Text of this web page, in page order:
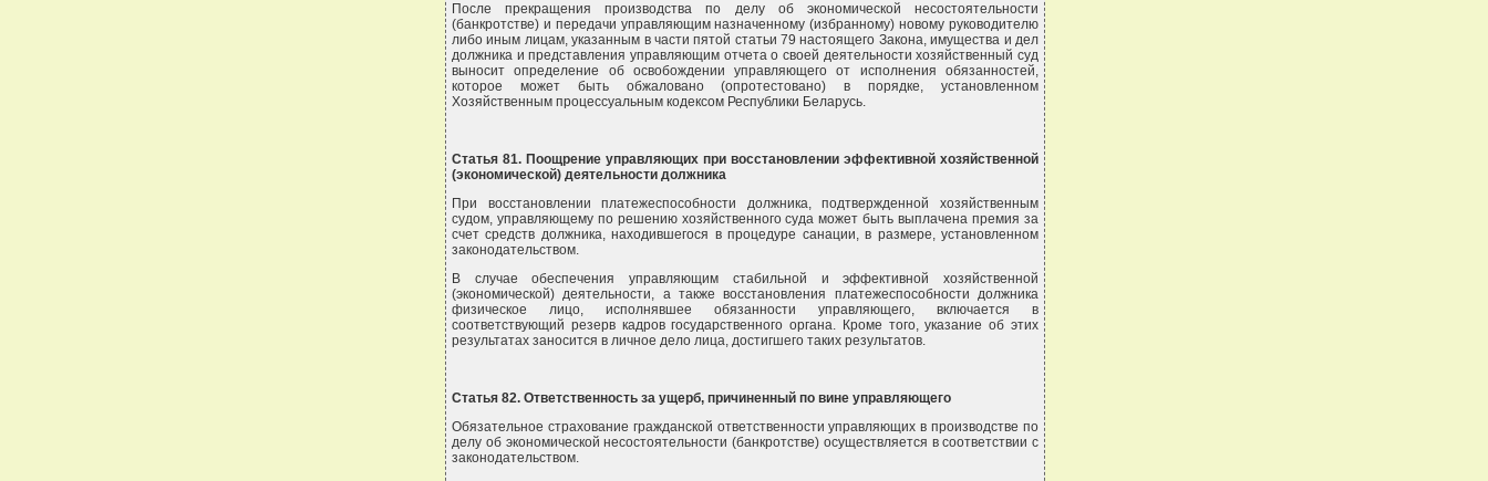
После прекращения производства по делу об экономической несостоятельности
(банкротстве) и передачи управляющим назначенному (избранному) новому руководителю
либо иным лицам, указанным в части пятой статьи 79 настоящего Закона, имущества и дел
должника и представления управляющим отчета о своей деятельности хозяйственный суд
выносит определение об освобождении управляющего от исполнения обязанностей,
которое может быть обжаловано (опротестовано) в порядке, установленном
Хозяйственным процессуальным кодексом Республики Беларусь.
Статья 81. Поощрение управляющих при восстановлении эффективной хозяйственной
(экономической) деятельности должника
При восстановлении платежеспособности должника, подтвержденной хозяйственным
судом, управляющему по решению хозяйственного суда может быть выплачена премия за
счет средств должника, находившегося в процедуре санации, в размере, установленном
законодательством.
В случае обеспечения управляющим стабильной и эффективной хозяйственной
(экономической) деятельности, а также восстановления платежеспособности должника
физическое лицо, исполнявшее обязанности управляющего, включается в
соответствующий резерв кадров государственного органа. Кроме того, указание об этих
результатах заносится в личное дело лица, достигшего таких результатов.
Статья 82. Ответственность за ущерб, причиненный по вине управляющего
Обязательное страхование гражданской ответственности управляющих в производстве по
делу об экономической несостоятельности (банкротстве) осуществляется в соответствии с
законодательством.